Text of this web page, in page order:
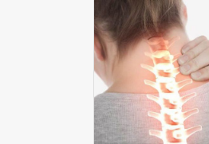
bệnh là cần thiết để
thể nhanh chóng